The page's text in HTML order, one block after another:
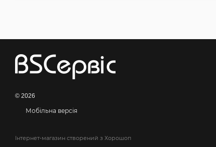
© 2026
Мобільна версія
Інтернет-магазин створений з Хорошоп